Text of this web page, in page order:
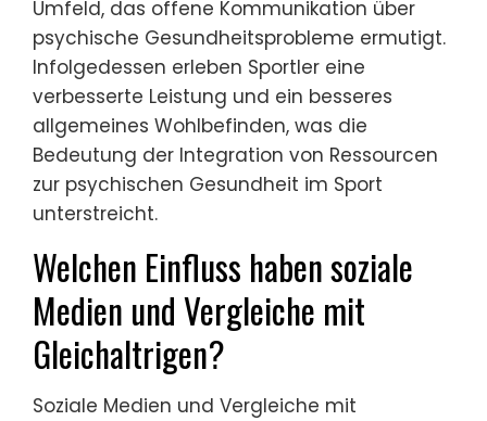
Umfeld, das offene Kommunikation über
psychische Gesundheitsprobleme ermutigt.
Infolgedessen erleben Sportler eine
verbesserte Leistung und ein besseres
allgemeines Wohlbefinden, was die
Bedeutung der Integration von Ressourcen
zur psychischen Gesundheit im Sport
unterstreicht.
Welchen Einfluss haben soziale
Medien und Vergleiche mit
Gleichaltrigen?
Soziale Medien und Vergleiche mit